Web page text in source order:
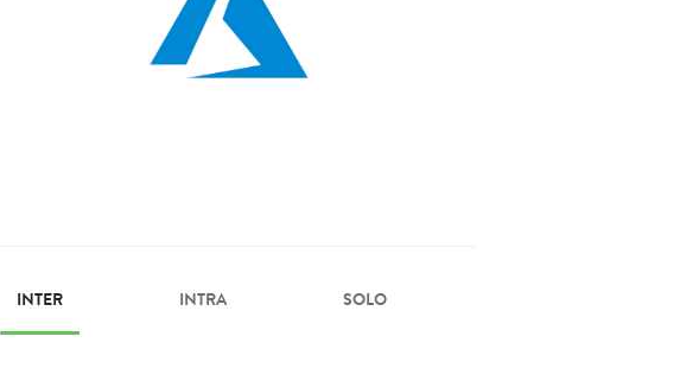
INTER INTRA SOLO